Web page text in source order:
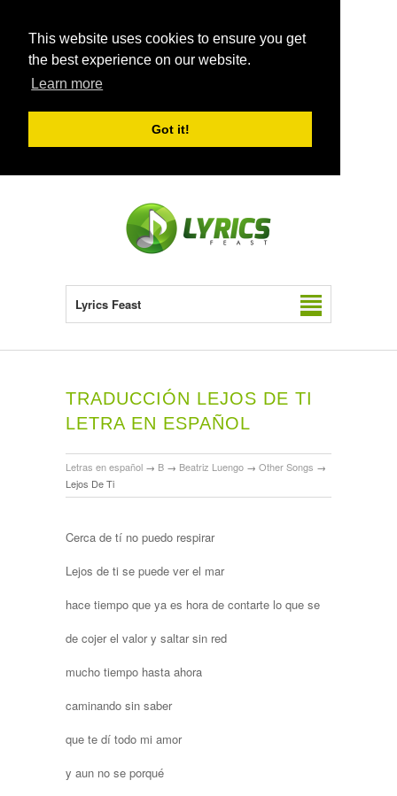
This website uses cookies to ensure you get
the best experience on our website.
Learn more
Got it!
Lyrics Feast
TRADUCCIÓN LEJOS DE TI
LETRA EN ESPAÑOL
Letras en español → B → Beatriz Luengo → Other Songs →
Lejos De Ti
Cerca de tí no puedo respirar
Lejos de ti se puede ver el mar
hace tiempo que ya es hora de contarte lo que se
de cojer el valor y saltar sin red
mucho tiempo hasta ahora
caminando sin saber
que te dí todo mi amor
y aun no se porqué